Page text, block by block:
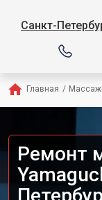
Санкт-
Главная /
Ремонт